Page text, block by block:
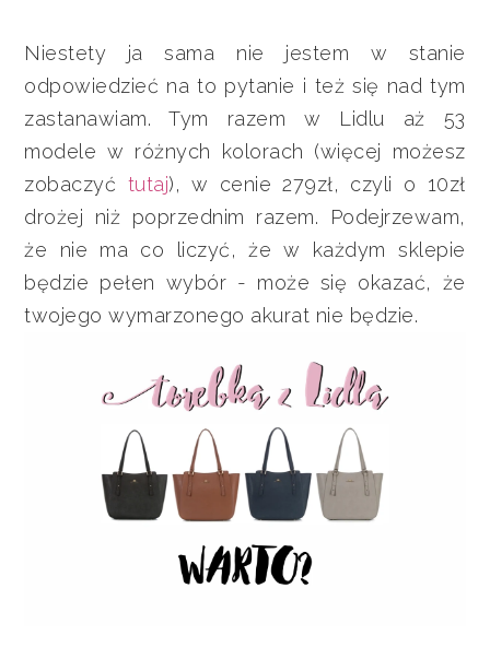
Niestety ja sama nie jestem w stanie
odpowiedzieć na to pytanie i też się nad tym
zastanawiam. Tym razem w Lidlu aż 53
modele w różnych kolorach (więcej możesz
zobaczyć tutaj), w cenie 279zł, czyli o 10zł
drożej niż poprzednim razem. Podejrzewam,
że nie ma co liczyć, że w każdym sklepie
będzie pełen wybór - może się okazać, że
twojego wymarzonego akurat nie będzie.